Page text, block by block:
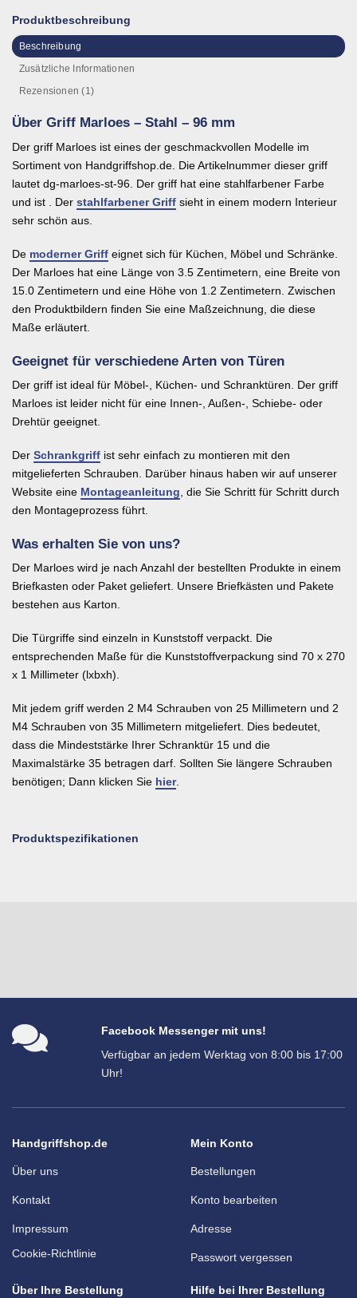
Produktbeschreibung
Beschreibung
Zusätzliche Informationen
Rezensionen (1)
Über Griff Marloes – Stahl – 96 mm
Der griff Marloes ist eines der geschmackvollen Modelle im
Sortiment von Handgriffshop.de. Die Artikelnummer dieser griff
lautet dg-marloes-st-96. Der griff hat eine stahlfarbener Farbe
und ist . Der stahlfarbener Griff sieht in einem modern Interieur
sehr schön aus.
De moderner Griff eignet sich für Küchen, Möbel und Schränke.
Der Marloes hat eine Länge von 3.5 Zentimetern, eine Breite von
15.0 Zentimetern und eine Höhe von 1.2 Zentimetern. Zwischen
den Produktbildern finden Sie eine Maßzeichnung, die diese
Maße erläutert.
Geeignet für verschiedene Arten von Türen
Der griff ist ideal für Möbel-, Küchen- und Schranktüren. Der griff
Marloes ist leider nicht für eine Innen-, Außen-, Schiebe- oder
Drehtür geeignet.
Der Schrankgriff ist sehr einfach zu montieren mit den
mitgelieferten Schrauben. Darüber hinaus haben wir auf unserer
Website eine Montageanleitung , die Sie Schritt für Schritt durch
den Montageprozess führt.
Was erhalten Sie von uns?
Der Marloes wird je nach Anzahl der bestellten Produkte in einem
Briefkasten oder Paket geliefert. Unsere Briefkästen und Pakete
bestehen aus Karton.
Die Türgriffe sind einzeln in Kunststoff verpackt. Die
entsprechenden Maße für die Kunststoffverpackung sind 70 x 270
x 1 Millimeter (lxbxh).
Mit jedem griff werden 2 M4 Schrauben von 25 Millimetern und 2
M4 Schrauben von 35 Millimetern mitgeliefert. Dies bedeutet,
dass die Mindeststärke Ihrer Schranktür 15 und die
Maximalstärke 35 betragen darf. Sollten Sie längere Schrauben
benötigen; Dann klicken Sie hier.
Produktspezifikationen
Facebook Messenger mit uns!
Verfügbar an jedem Werktag von 8:00 bis 17:00
Uhr!
Handgriffshop.de
Über uns
Kontakt
Impressum
Cookie-Richtlinie
Mein Konto
Bestellungen
Konto bearbeiten
Adresse
Passwort vergessen
Über Ihre Bestellung Hilfe bei Ihrer Bestellung